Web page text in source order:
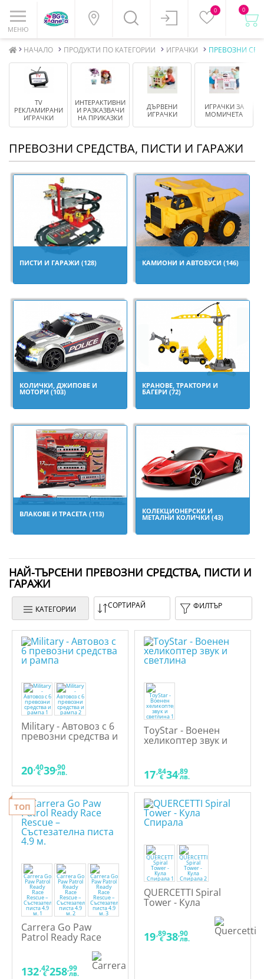
МЕНЮ
0 0
НАЧАЛО ПРОДУКТИ ПО КАТЕГОРИИ ИГРАЧКИ ПРЕВОЗНИ
TV
РЕКЛАМИРАНИ
ИГРАЧКИ
ИНТЕРАКТИВНИ
И РАЗКАЗВАЧИ
НА ПРИКАЗКИ
ДЪРВЕНИ
ИГРАЧКИ
ИГРАЧКИ ЗА
МОМИЧЕТА
ПРЕВОЗНИ СРЕДСТВА, ПИСТИ И ГАРАЖИ
ПИСТИ И ГАРАЖИ (128) КАМИОНИ И АВТОБУСИ (146)
КОЛИЧКИ, ДЖИПОВЕ И
МОТОРИ (103)
КРАНОВЕ, ТРАКТОРИ И
БАГЕРИ (72)
ВЛАКОВЕ И ТРАСЕТА (113) КОЛЕКЦИОНЕРСКИ И
МЕТАЛНИ КОЛИЧКИ (43)
НАЙ-ТЪРСЕНИ ПРЕВОЗНИ СРЕДСТВА, ПИСТИ И
ГАРАЖИ
КАТЕГОРИИ СОРТИРАЙ ФИЛТЪР
Military - Автовоз с 6
превозни средства и
рампа
20,40
€ 39,90
лв.
ToyStar - Военен
хеликоптер звук и
17,84
€ 34,89
лв.
ТОП
Carrera Go Paw
Patrol Ready Race
Състезателна писта
4.9 м.
132,42
€ 258,99
лв.
QUERCETTI Spiral
Tower - Кула
19,89
€ 38,90
лв.